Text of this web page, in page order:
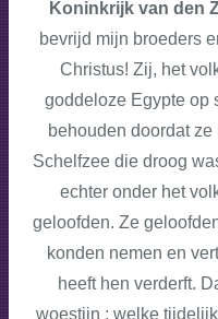
Koninkrijk van den
bevrijd mijn broeders
Christus! Zij, het
goddeloze Egypte op
behouden doordat
Schelfzee die droog
echter onder het
geloofden. Ze
konden nemen en
heeft hen verderft.
woestijn ; welke